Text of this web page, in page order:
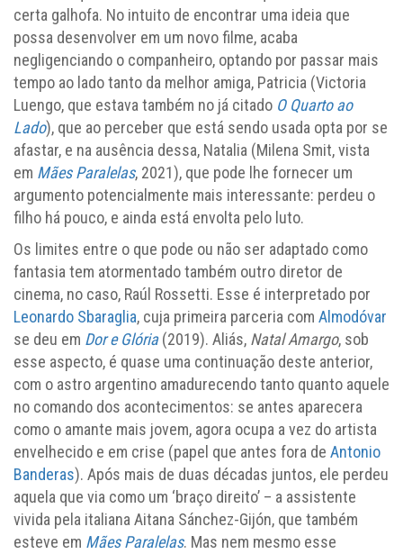
certa galhofa. No intuito de encontrar uma ideia que
possa desenvolver em um novo filme, acaba
negligenciando o companheiro, optando por passar mais
tempo ao lado tanto da melhor amiga, Patricia (Victoria
Luengo, que estava também no já citado O Quarto ao
Lado), que ao perceber que está sendo usada opta por se
afastar, e na ausência dessa, Natalia (Milena Smit, vista
em Mães Paralelas, 2021), que pode lhe fornecer um
argumento potencialmente mais interessante: perdeu o
filho há pouco, e ainda está envolta pelo luto.
Os limites entre o que pode ou não ser adaptado como
fantasia tem atormentado também outro diretor de
cinema, no caso, Raúl Rossetti. Esse é interpretado por
Leonardo Sbaraglia, cuja primeira parceria com Almodóvar
se deu em Dor e Glória(2019). Aliás, Natal Amargo, sob
esse aspecto, é quase uma continuação deste anterior,
com o astro argentino amadurecendo tanto quanto aquele
no comando dos acontecimentos: se antes aparecera
como o amante mais jovem, agora ocupa a vez do artista
envelhecido e em crise (papel que antes fora de Antonio
Banderas). Após mais de duas décadas juntos, ele perdeu
aquela que via como um ‘braço direito’ – a assistente
vivida pela italiana Aitana Sánchez-Gijón, que também
esteve em Mães Paralelas. Mas nem mesmo esse